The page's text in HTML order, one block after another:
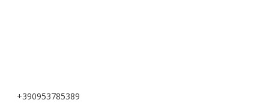
+390953785389